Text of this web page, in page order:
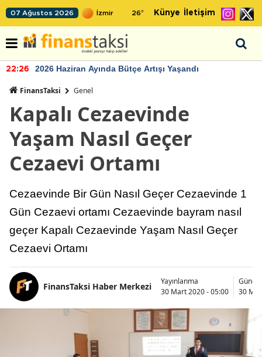
07 Ağustos 2026 26° Künye İletişim
22:26 2026 Haziran Ayında Bütçe Artışı Yaşandı
FinansTaksi Genel
Kapalı Cezaevinde
Yaşam Nasıl Geçer
Cezaevi Ortamı
Cezaevinde Bir Gün Nasıl Geçer Cezaevinde 1
Gün Cezaevi ortamı Cezaevinde bayram nasıl
geçer Kapalı Cezaevinde Yaşam Nasıl Geçer
Cezaevi Ortamı
FinansTaksi Haber Merkezi
Yayınlanma
30 Mart 2020 - 05:00
30